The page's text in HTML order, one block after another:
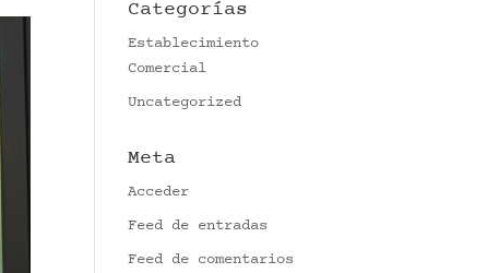
Categorías
Establecimiento
Comercial
Uncategorized
Meta
Acceder
Feed de entradas
Feed de comentarios